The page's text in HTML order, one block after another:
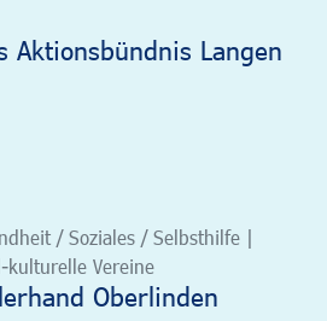
Aktionsbündnis Langen
/ Soziales / Selbsthilfe |
kulturelle Vereine
Oberlinden